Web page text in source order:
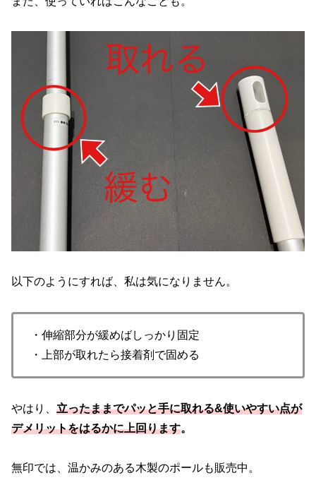
以下のようにすれば、私は気になりません。
・伸縮部分が緩めばしっかり固定
・上部が取れたら接着剤で固める
やはり、 立ったままでパッと手に取れる&使いやすい点が
デメリットをはるかに上回ります。
無印では、温かみのある木製のポールも販売中。